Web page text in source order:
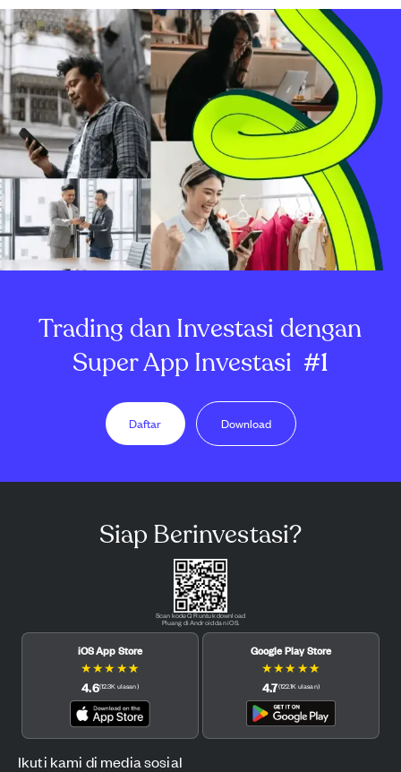
Trading dan Investasi dengan
Super App Investasi #1
Daftar Download
Siap Berinvestasi?
Scan kode QR untuk download
Pluang di Android dan iOS.
iOS App Store
★★★ ★★
4.6(12.3K ulasan)
Google Play Store
★★★ ★★
4.7(122.1K ulasan)
Ikuti kami di media sosial